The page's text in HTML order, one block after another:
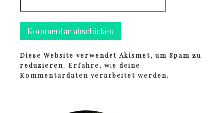
Diese Website verwendet Akismet, um Spam zu
reduzieren.Erfahre, wie deine
Kommentardaten verarbeitet werden.